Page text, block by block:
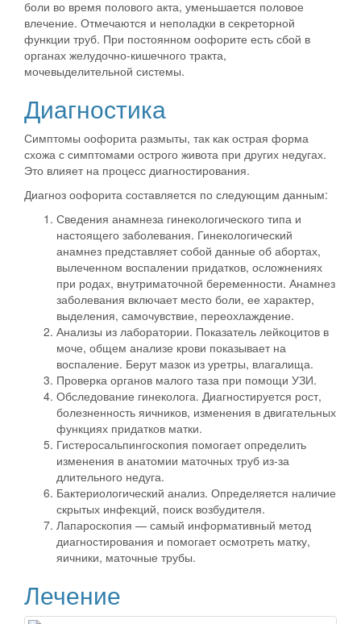
боли во время полового акта, уменьшается половое
влечение. Отмечаются и неполадки в секреторной
функции труб. При постоянном оофорите есть сбой в
органах желудочно-кишечного тракта,
мочевыделительной системы.
Диагностика
Симптомы оофорита размыты, так как острая форма
схожа с симптомами острого живота при других недугах.
Это влияет на процесс диагностирования.
Диагноз оофорита составляется по следующим данным:
Сведения анамнеза гинекологического типа и
настоящего заболевания. Гинекологический
анамнез представляет собой данные об абортах,
вылеченном воспалении придатков, осложнениях
при родах, внутриматочной беременности. Анамнез
заболевания включает место боли, ее характер,
выделения, самочувствие, переохлаждение.
Анализы из лаборатории. Показатель лейкоцитов в
моче, общем анализе крови показывает на
воспаление. Берут мазок из уретры, влагалища.
Проверка органов малого таза при помощи УЗИ.
Обследование гинеколога. Диагностируется рост,
болезненность яичников, изменения в двигательных
функциях придатков матки.
Гистеросальпингоскопия помогает определить
изменения в анатомии маточных труб из-за
длительного недуга.
Бактериологический анализ. Определяется наличие
скрытых инфекций, поиск возбудителя.
Лапароскопия — самый информативный метод
диагностирования и помогает осмотреть матку,
яичники, маточные трубы.
Лечение